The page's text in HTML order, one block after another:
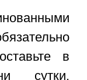
в
сутки.